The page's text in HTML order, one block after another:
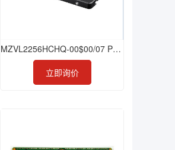
MZVL2256HCHQ-00$00/07 PM9A1 256GB SSD
立即询价